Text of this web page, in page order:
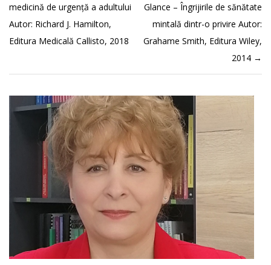
medicină de urgență a adultului
Autor: Richard J. Hamilton,
Editura Medicală Callisto, 2018
Glance – Îngrijirile de sănătate
mintală dintr-o privire Autor:
Grahame Smith, Editura Wiley,
2014 →